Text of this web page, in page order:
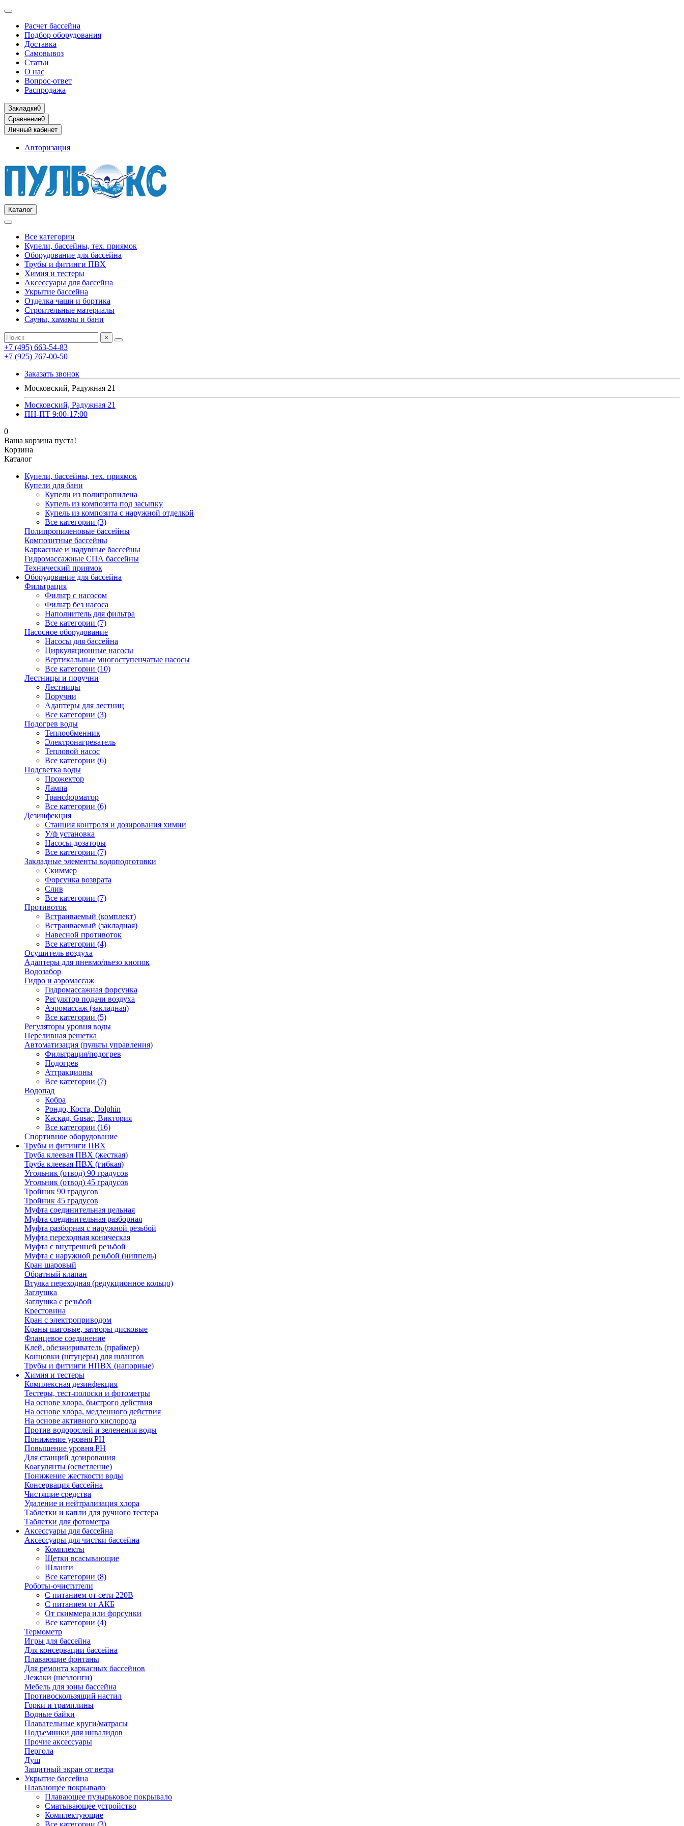
Расчет бассейна
Подбор оборудования
Доставка
Самовывоз
Статьи
О нас
Вопрос-ответ
Распродажа
Закладки0
Сравнение0
Личный кабинет
Авторизация
Каталог
Все категории
Купели, бассейны, тех. приямок
Оборудование для бассейна
Трубы и фитинги ПВХ
Химия и тестеры
Аксессуары для бассейна
Укрытие бассейна
Отделка чаши и бортика
Строительные материалы
Сауны, хамамы и бани
×
+7 (495) 663-54-83
+7 (925) 767-00-50
Заказать звонок
Московский, Радужная 21
Московский, Радужная 21
ПН-ПТ 9:00-17:00
0
Ваша корзина пуста!
Корзина
Каталог
Купели, бассейны, тех. приямок
Купели для бани
Купели из полипропилена
Купель из композита под засыпку
Купель из композита с наружной отделкой
Все категории (3)
Полипропиленовые бассейны
Композитные бассейны
Каркасные и надувные бассейны
Гидромассажные СПА бассейны
Технический приямок
Оборудование для бассейна
Фильтрация
Фильтр с насосом
Фильтр без насоса
Наполнитель для фильтра
Все категории (7)
Насосное оборудование
Насосы для бассейна
Циркуляционные насосы
Вертикальные многоступенчатые насосы
Все категории (10)
Лестницы и поручни
Лестницы
Поручни
Адаптеры для лестниц
Все категории (3)
Подогрев воды
Теплообменник
Электронагреватель
Тепловой насос
Все категории (6)
Подсветка воды
Прожектор
Лампа
Трансформатор
Все категории (6)
Дезинфекция
Станция контроля и дозирования химии
У/ф установка
Насосы-дозаторы
Все категории (7)
Закладные элементы водоподготовки
Скиммер
Форсунка возврата
Слив
Все категории (7)
Противоток
Встраиваемый (комплект)
Встраиваемый (закладная)
Навесной противоток
Все категории (4)
Осушитель воздуха
Адаптеры для пневмо/пьезо кнопок
Водозабор
Гидро и аэромассаж
Гидромассажная форсунка
Регулятор подачи воздуха
Аэромассаж (закладная)
Все категории (5)
Регуляторы уровня воды
Переливная решетка
Автоматизация (пульты управления)
Фильтрация/подогрев
Подогрев
Аттракционы
Все категории (7)
Водопад
Кобра
Рондо, Коста, Dolphin
Каскад, Gusac, Виктория
Все категории (16)
Спортивное оборудование
Трубы и фитинги ПВХ
Труба клеевая ПВХ (жесткая)
Труба клеевая ПВХ (гибкая)
Угольник (отвод) 90 градусов
Угольник (отвод) 45 градусов
Тройник 90 градусов
Тройник 45 градусов
Муфта соединительная цельная
Муфта соединительная разборная
Муфта разборная с наружной резьбой
Муфта переходная коническая
Муфта с внутренней резьбой
Муфта с наружной резьбой (ниппель)
Кран шаровый
Обратный клапан
Втулка переходная (редукционное кольцо)
Заглушка
Заглушка с резьбой
Крестовина
Кран с электроприводом
Краны шаговые, затворы дисковые
Фланцевое соединение
Клей, обезжириватель (праймер)
Концовки (штуцеры) для шлангов
Трубы и фитинги НПВХ (напорные)
Химия и тестеры
Комплексная дезинфекция
Тестеры, тест-полоски и фотометры
На основе хлора, быстрого действия
На основе хлора, медленного действия
На основе активного кислорода
Против водорослей и зеленения воды
Понижение уровня РН
Повышение уровня РН
Для станций дозирования
Коагулянты (осветление)
Понижение жесткости воды
Консервация бассейна
Чистящие средства
Удаление и нейтрализация хлора
Таблетки и капли для ручного тестера
Таблетки для фотометра
Аксессуары для бассейна
Аксессуары для чистки бассейна
Комплекты
Щетки всасывающие
Шланги
Все категории (8)
Роботы-очистители
С питанием от сети 220В
С питанием от АКБ
От скиммера или форсунки
Все категории (4)
Термометр
Игры для бассейна
Для консервации бассейна
Плавающие фонтаны
Для ремонта каркасных бассейнов
Лежаки (шезлонги)
Мебель для зоны бассейна
Противоскользящий настил
Горки и трамплины
Водные байки
Плавательные круги/матрасы
Подъемники для инвалидов
Прочие аксессуары
Пергола
Душ
Защитный экран от ветра
Укрытие бассейна
Плавающее покрывало
Плавающее пузырьковое покрывало
Сматывающее устройство
Комплектующие
Все категории (3)